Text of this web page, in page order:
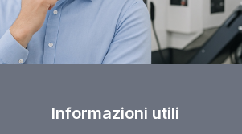
Informazioni utili